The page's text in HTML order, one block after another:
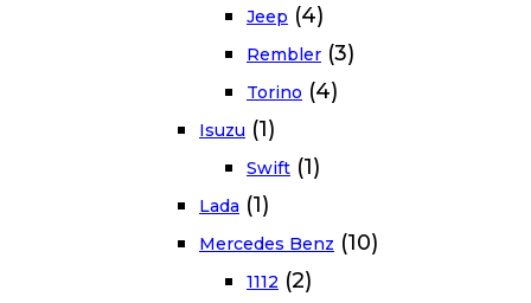
Jeep (4)
Rembler (3)
Torino (4)
Isuzu (1)
Swift (1)
Lada (1)
Mercedes Benz (10)
1112 (2)